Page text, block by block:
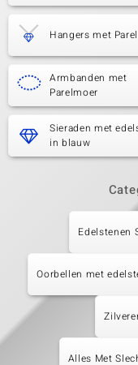
Hangers met
Armbanden met
Parelmoer
Sieraden met
in blauw
Edelstenen
Oorbellen met
Alles Met